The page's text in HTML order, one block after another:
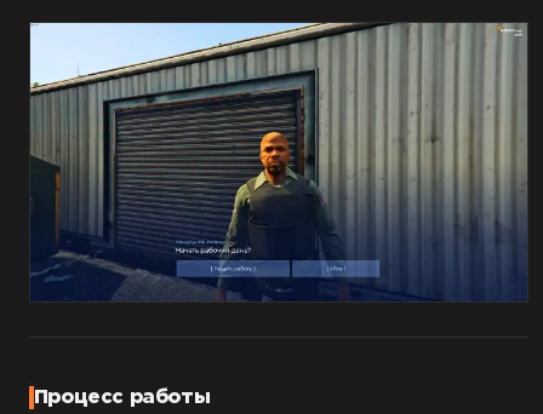
Процесс работы